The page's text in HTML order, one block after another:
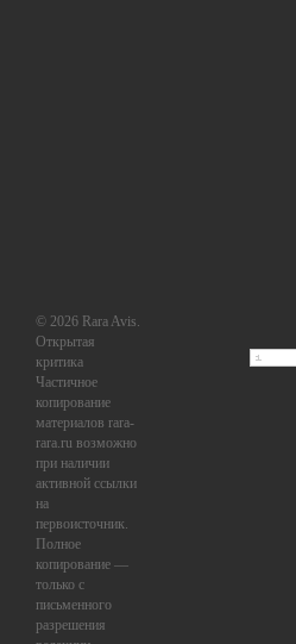
© 2026 Rara Avis.
Открытая
критика
Частичное
копирование
материалов rara-
rara.ru возможно
при наличии
активной ссылки
на
первоисточник.
Полное
копирование —
только с
письменного
разрешения